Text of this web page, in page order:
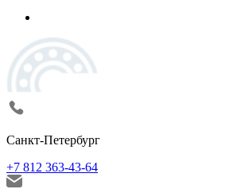
Санкт-Петербург
+7 812 363-43-64